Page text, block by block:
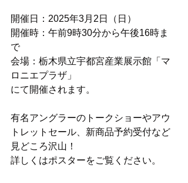
開催日：2025年3月2日（日）
開催時：午前9時30分から午後16時ま
で
会場：栃木県立宇都宮産業展示館「マ
ロニエプラザ」
にて開催されます。
有名アングラーのトークショーやアウ
トレットセール、新商品予約受付など
見どころ沢山！
詳しくはポスターをご覧ください。